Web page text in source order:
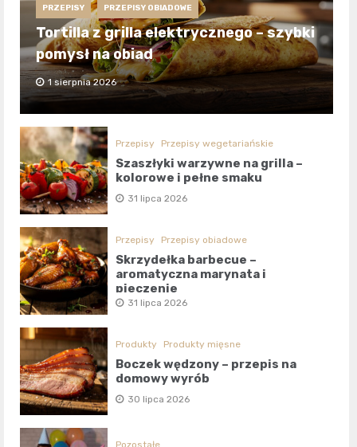
PRZEPISY PRZEPISY OBIADOWE
Tortilla z grilla elektrycznego – szybki
pomysł na obiad
1 sierpnia 2026
Przepisy Przepisy wegetariańskie
Szaszłyki warzywne na grilla –
kolorowe i pełne smaku
31 lipca 2026
Przepisy Przepisy obiadowe
Skrzydełka barbecue –
aromatyczna marynata i
pieczenie
31 lipca 2026
Produkty Produkty mięsne
Boczek wędzony – przepis na
domowy wyrób
30 lipca 2026
Pozostałe